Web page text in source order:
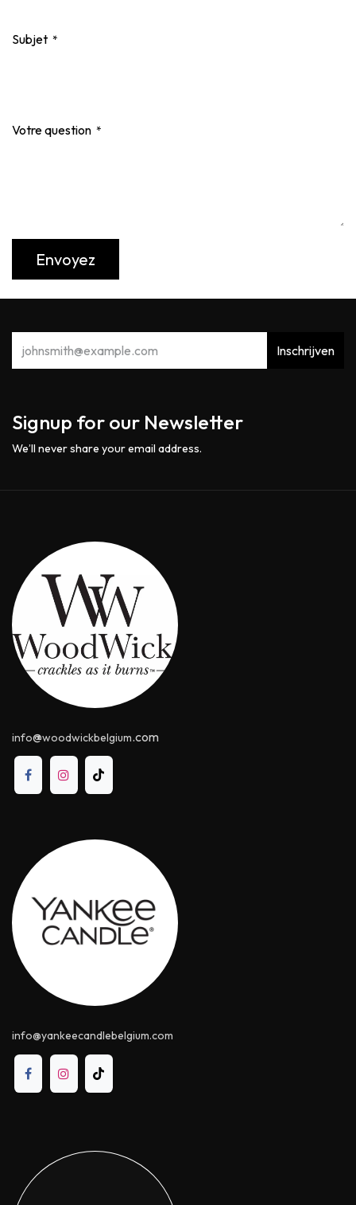
Subjet *
Votre question *
Envoyez
Inschrijven
Signup for our Newsletter
We’ll never share your email address.
info@woodwickbelgium.com
info@yankeecandle​belgium.com